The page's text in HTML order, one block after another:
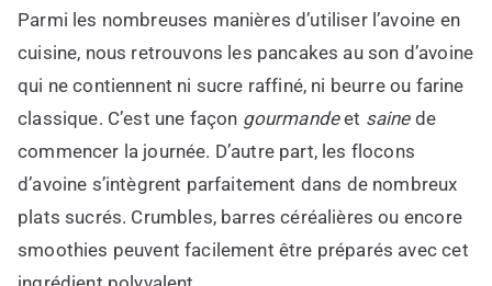
Parmi les nombreuses manières d’utiliser l’avoine en
cuisine, nous retrouvons les pancakes au son d’avoine
qui ne contiennent ni sucre raffiné, ni beurre ou farine
classique. C’est une façon gourmandeet sainede
commencer la journée. D’autre part, les flocons
d’avoine s’intègrent parfaitement dans de nombreux
plats sucrés. Crumbles, barres céréalières ou encore
smoothies peuvent facilement être préparés avec cet